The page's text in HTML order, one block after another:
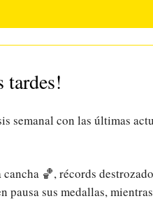
tardes!
semanal con las últimas
cancha 🏀, récords
pausa sus medallas,